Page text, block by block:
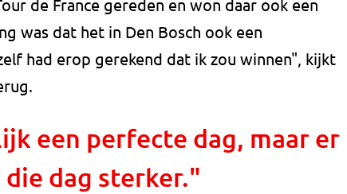
de France gereden en won daar ook een
was dat het in Den Bosch ook een
had erop gerekend dat ik zou winnen", kijkt
een perfecte dag, maar er
dag sterker."